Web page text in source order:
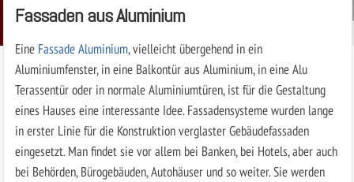
Fassaden aus Aluminium
Eine Fassade Aluminium, vielleicht übergehend in ein
Aluminiumfenster, in eine Balkontür aus Aluminium, in eine Alu
Terassentür oder in normale Aluminiumtüren, ist für die Gestaltung
eines Hauses eine interessante Idee. Fassadensysteme wurden lange
in erster Linie für die Konstruktion verglaster Gebäudefassaden
eingesetzt. Man findet sie vor allem bei Banken, bei Hotels, aber auch
bei Behörden, Bürogebäuden, Autohäuser und so weiter. Sie werden